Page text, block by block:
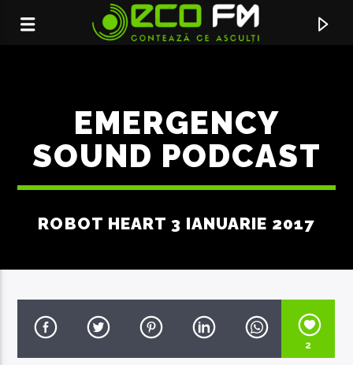
ACUM ÎN DIRECT
STIU BINE CE VREAU
NICOLETA GAVRILITA
EMERGENCY
SOUND PODCAST
ROBOT HEART 3 IANUARIE 2017
2